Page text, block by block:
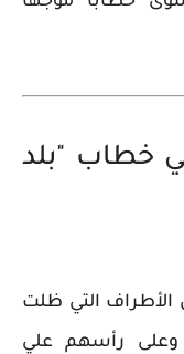
خطاب "بلد
الأطراف التي ظلت
وعلى رأسهم علي